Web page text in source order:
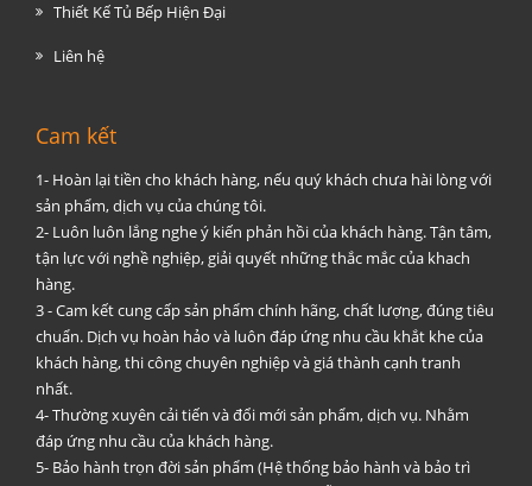
Thiết Kế Tủ Bếp Hiện Đại
Liên hệ
Cam kết
1- Hoàn lại tiền cho khách hàng, nếu quý khách chưa hài lòng với
sản phẩm, dịch vụ của chúng tôi.
2- Luôn luôn lắng nghe ý kiến phản hồi của khách hàng. Tận tâm,
tận lực với nghề nghiệp, giải quyết những thắc mắc của khach
hàng.
3 - Cam kết cung cấp sản phẩm chính hãng, chất lượng, đúng tiêu
chuẩn. Dịch vụ hoàn hảo và luôn đáp ứng nhu cầu khắt khe của
khách hàng, thi công chuyên nghiệp và giá thành cạnh tranh
nhất.
4- Thường xuyên cải tiến và đổi mới sản phẩm, dịch vụ. Nhằm
đáp ứng nhu cầu của khách hàng.
5- Bảo hành trọn đời sản phẩm (Hệ thống bảo hành và bảo trì